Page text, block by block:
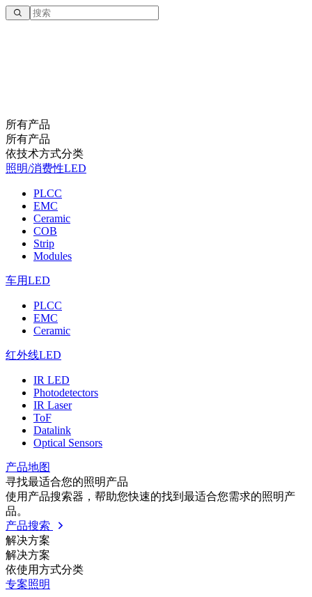
所有产品
所有产品
依技术方式分类
照明/消费性LED
PLCC
EMC
Ceramic
COB
Strip
Modules
车用LED
PLCC
EMC
Ceramic
红外线LED
IR LED
Photodetectors
IR Laser
ToF
Datalink
Optical Sensors
产品地图
寻找最适合您的照明产品
使用产品搜索器，帮助您快速的找到最适合您需求的照明产
品。
产品搜索
解决方案
解决方案
依使⽤⽅式分类
专案照明